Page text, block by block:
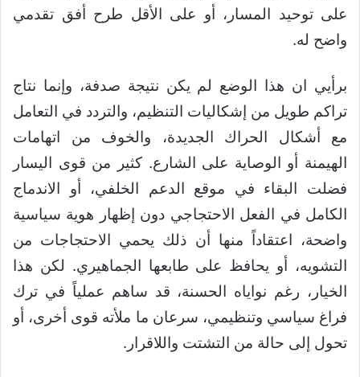
على توحيد المسار، أو على الأقل طرح أفق تقدمي
واضح له.
برأيي ان هذا الوضع لم يكن نتيجة صدفة، وإنما نتاج
تراكم طويل من إشكاليات التنظيم، والتردد في التعامل
مع أشكال الحراك الجديدة، والخوف من اتهامات
الهيمنة أو الوصاية على الشارع. كثير من قوى اليسار
فضلت البقاء في موقع الدعم الخلفي، أو الاندماج
الكامل في الفعل الاحتجاجي دون إظهار هوية سياسية
واضحة، اعتقاداً منها أن ذلك يحمي الاحتجاجات من
التشويه، أو يحافظ على طابعها الجماهيري. لكن هذا
الخيار، رغم نواياه الحسنة، قد ساهم عملياً في ترك
فراغ سياسي وتنظيمي، سرعان ما ملأته قوى أخرى، أو
تحول إلى حالة من التشتت واللاقرار.